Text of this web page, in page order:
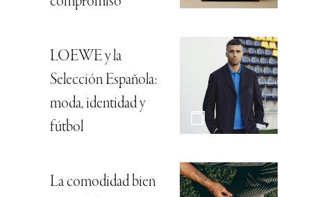
LOEWE y la
Selección Española:
moda, identidad y
fútbol
La comodidad bien